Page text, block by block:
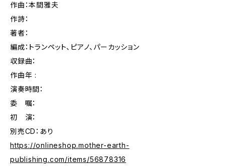
作曲：本間雅夫
作詩：
著者：
編成：トランペット、ピアノ、パーカッション
収録曲：
作曲年 :
演奏時間：
委 嘱：
初 演：
別売CD：あり
https://onlineshop.mother-earth-
publishing.com/items/56878316